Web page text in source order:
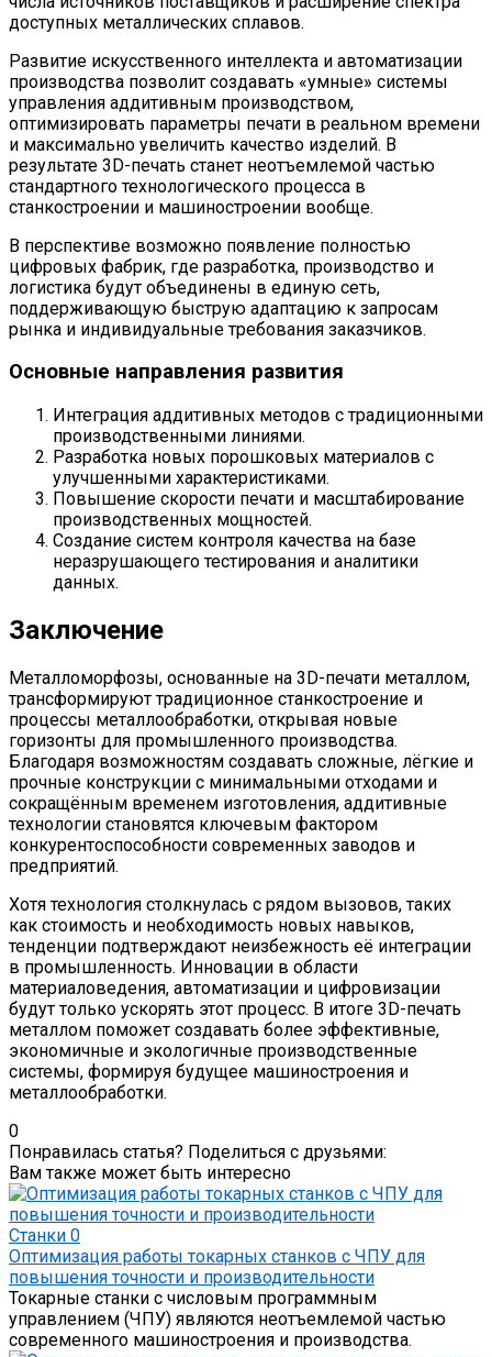
доступных металлических сплавов.
Развитие искусственного интеллекта и автоматизации
производства позволит создавать «умные» системы
управления аддитивным производством,
оптимизировать параметры печати в реальном времени
и максимально увеличить качество изделий. В
результате 3D-печать станет неотъемлемой частью
стандартного технологического процесса в
станкостроении и машиностроении вообще.
В перспективе возможно появление полностью
цифровых фабрик, где разработка, производство и
логистика будут объединены в единую сеть,
поддерживающую быструю адаптацию к запросам
рынка и индивидуальные требования заказчиков.
Основные направления развития
Интеграция аддитивных методов с традиционными
производственными линиями.
Разработка новых порошковых материалов с
улучшенными характеристиками.
Повышение скорости печати и масштабирование
производственных мощностей.
Создание систем контроля качества на базе
неразрушающего тестирования и аналитики
данных.
Заключение
Металломорфозы, основанные на 3D-печати металлом,
трансформируют традиционное станкостроение и
процессы металлообработки, открывая новые
горизонты для промышленного производства.
Благодаря возможностям создавать сложные, лёгкие и
прочные конструкции с минимальными отходами и
сокращённым временем изготовления, аддитивные
технологии становятся ключевым фактором
конкурентоспособности современных заводов и
предприятий.
Хотя технология столкнулась с рядом вызовов, таких
как стоимость и необходимость новых навыков,
тенденции подтверждают неизбежность её интеграции
в промышленность. Инновации в области
материаловедения, автоматизации и цифровизации
будут только ускорять этот процесс. В итоге 3D-печать
металлом поможет создавать более эффективные,
экономичные и экологичные производственные
системы, формируя будущее машиностроения и
металлообработки.
0
Понравилась статья? Поделиться с друзьями:
Вам также может быть интересно
Станки 0
Оптимизация работы токарных станков с ЧПУ для
повышения точности и производительности
Токарные станки с числовым программным
управлением (ЧПУ) являются неотъемлемой частью
современного машиностроения и производства.